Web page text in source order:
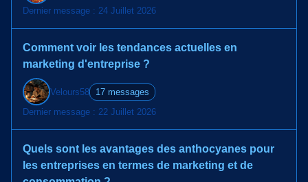
Dernier message : 24 Juillet 2026
Comment voir les tendances actuelles en
marketing d'entreprise ?
Velours58
17 messages
Dernier message : 22 Juillet 2026
Quels sont les avantages des anthocyanes pour
les entreprises en termes de marketing et de